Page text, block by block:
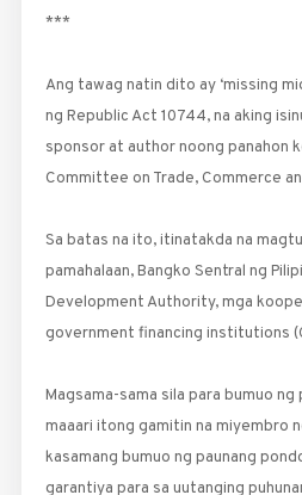
***
Ang tawag natin dito ay ‘missing
ng Republic Act 10744, na aking
sponsor at author noong panahon
Committee on Trade, Commerce
Sa batas na ito, itinatakda na
pamahalaan, Bangko Sentral ng
Development Authority, mga
government financing institutions
Magsama-sama sila para bumuo ng
maaari itong gamitin na miyembro
kasamang bumuo ng paunang
garantiya para sa uutanging